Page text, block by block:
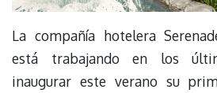
La compañía hotelera
está trabajando en los
inaugurar este verano su